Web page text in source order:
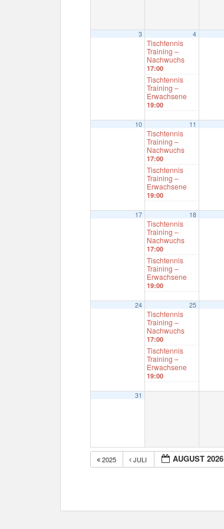
3 4
Tischtennis
Training –
Nachwuchs
17:00
Tischtennis
Training –
Erwachsene
19:00
10 11
Tischtennis
Training –
Nachwuchs
17:00
Tischtennis
Training –
Erwachsene
19:00
17 18
Tischtennis
Training –
Nachwuchs
17:00
Tischtennis
Training –
Erwachsene
19:00
24 25
Tischtennis
Training –
Nachwuchs
17:00
Tischtennis
Training –
Erwachsene
19:00
31
2025 JULI AUGUST 2026